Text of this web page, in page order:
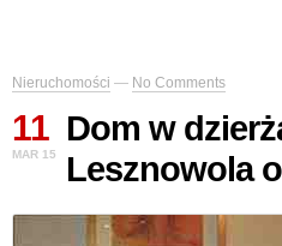
Nieruchomości — No Comments
11
MAR 15
Dom w
Lesznowola